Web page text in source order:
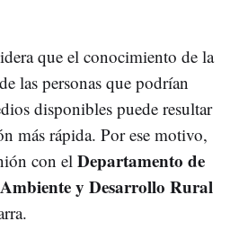
que el conocimiento de la
las personas que podrían
disponibles puede resultar
más rápida. Por ese motivo,
con el Departamento de
y Desarrollo Rural